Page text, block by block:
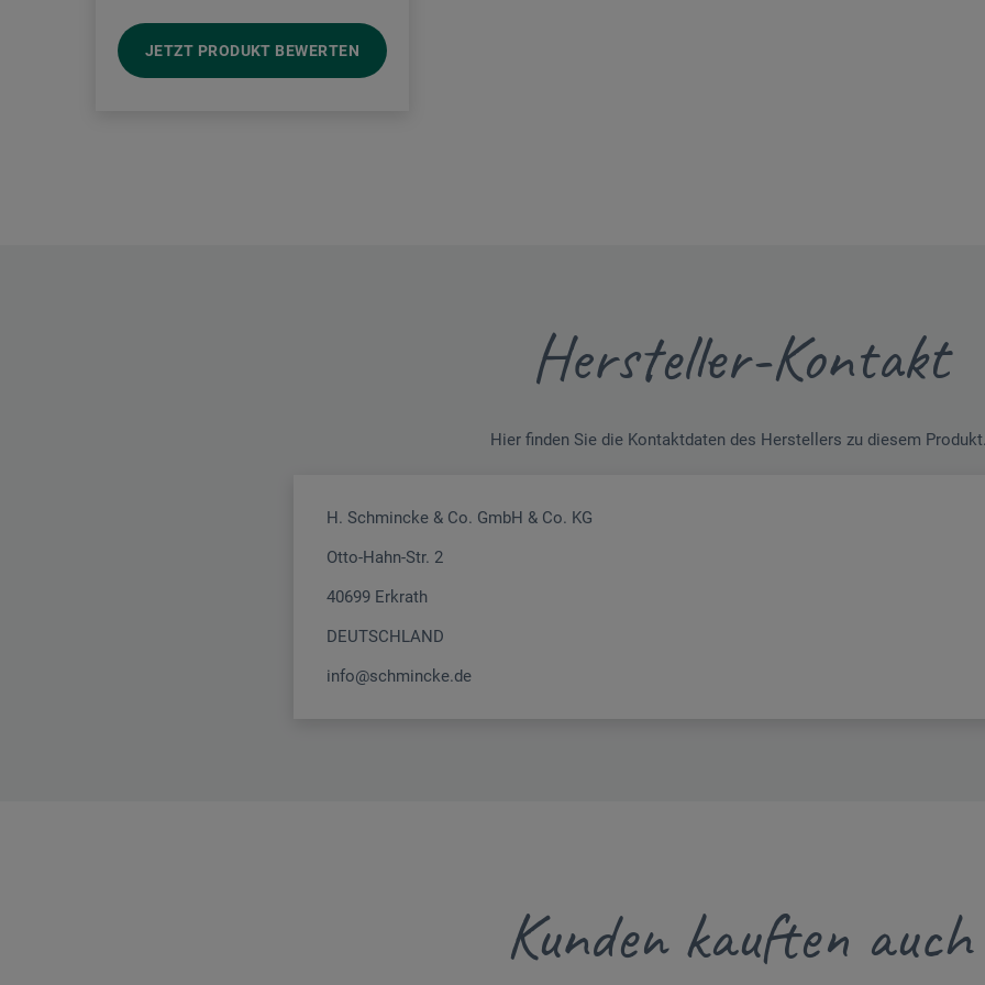
JETZT PRODUKT BEWERTEN
Hersteller-Kontakt
Hier finden Sie die Kontaktdaten des Herstellers zu diesem
H. Schmincke & Co. GmbH & Co. KG
Otto-Hahn-Str. 2
40699 Erkrath
DEUTSCHLAND
info@schmincke.de
Kunden kauften auch